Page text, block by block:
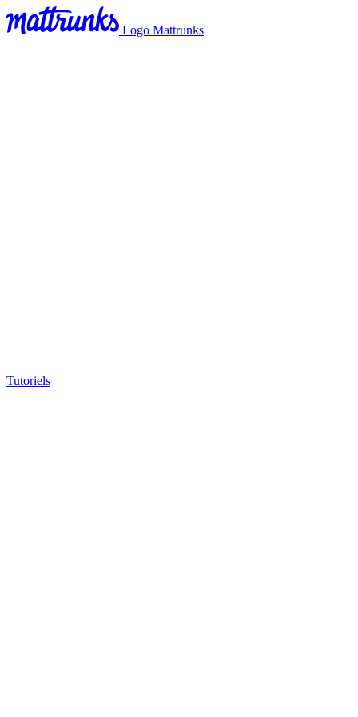
Logo Mattrunks
Tutoriels